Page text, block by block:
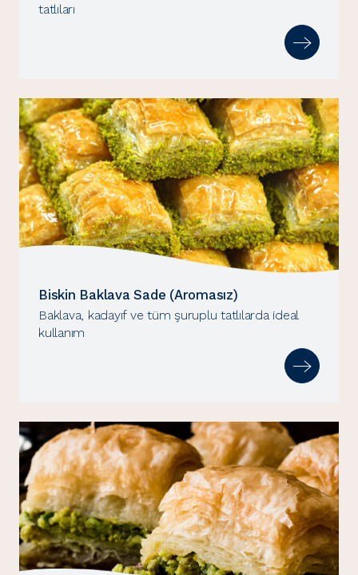
tatlıları
Biskin Baklava Sade (Aromasız)
Baklava, kadayıf ve tüm şuruplu tatlılarda ideal
kullanım